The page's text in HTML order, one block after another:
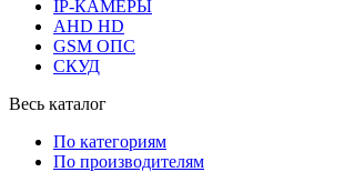
IP-КАМЕРЫ
AHD HD
GSM ОПС
СКУД
Весь каталог
По категориям
По производителям